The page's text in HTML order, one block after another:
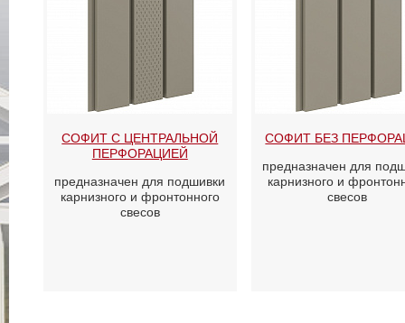
СОФИТ С ЦЕНТРАЛЬНОЙ
ПЕРФОРАЦИЕЙ
предназначен для подшивки
карнизного и фронтонного
свесов
СОФИТ БЕЗ
предназначен для
карнизного и
свесов